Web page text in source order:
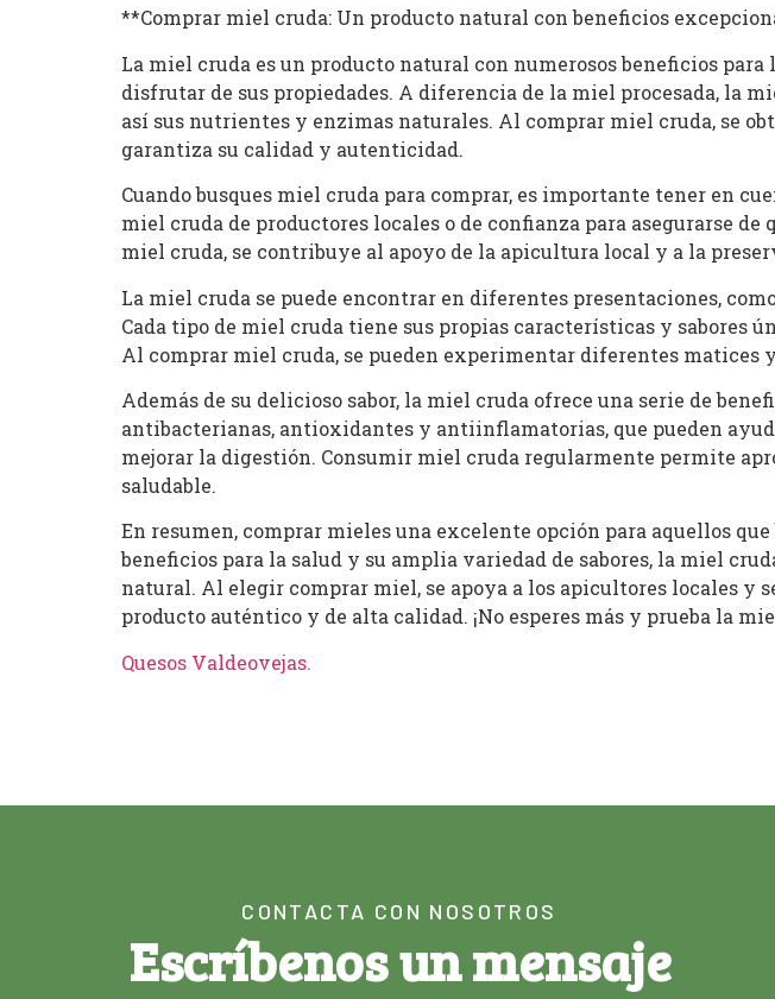
**Comprar miel cruda: Un producto natural con beneficios
La miel cruda es un producto natural con numerosos beneficios
disfrutar de sus propiedades. A diferencia de la miel procesada, la
así sus nutrientes y enzimas naturales. Al comprar miel cruda, se
garantiza su calidad y autenticidad.
Cuando busques miel cruda para comprar, es importante tener en
miel cruda de productores locales o de confianza para asegurarse
miel cruda, se contribuye al apoyo de la apicultura local y a la
La miel cruda se puede encontrar en diferentes presentaciones,
Cada tipo de miel cruda tiene sus propias características y sabores
Al comprar miel cruda, se pueden experimentar diferentes matices
Además de su delicioso sabor, la miel cruda ofrece una serie de
antibacterianas, antioxidantes y antiinflamatorias, que pueden
mejorar la digestión. Consumir miel cruda regularmente permite
saludable.
En resumen, comprar mieles una excelente opción para aquellos
beneficios para la salud y su amplia variedad de sabores, la miel
natural. Al elegir comprar miel, se apoya a los apicultores locales y
producto auténtico y de alta calidad. ¡No esperes más y prueba la
Quesos Valdeovejas.
CONTACTA CON NOSOTROS
Escríbenos un mensaje